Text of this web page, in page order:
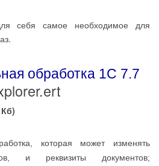
себя самое необходимое для
обработка 1С 7.7
которая может изменять
и реквизиты документов;